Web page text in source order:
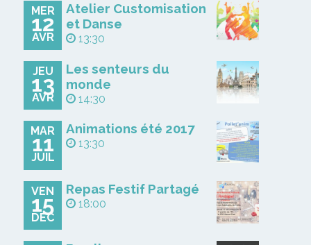
MER
12
AVR
Atelier Customisation
et Danse
13:30
JEU
13
AVR
Les senteurs du
monde
14:30
MAR
11
JUIL
Animations été 2017
13:30
VEN
15
DÉC
Repas Festif Partagé
18:00